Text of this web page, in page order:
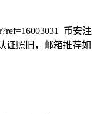
币安注
证照旧，邮箱推荐如